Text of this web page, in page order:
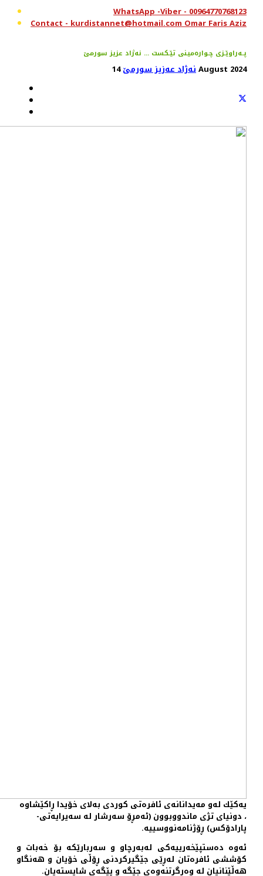
WhatsApp -Viber - 00964770768123
Contact - kurdistannet@hotmail.com Omar Faris Aziz
پـه‌راوێـزی چـواره‌مینی تێـكست ... نه‌ژاد عزیز سورمێ
نەژاد عەزیز سورمێ14 August 2024
یه‌كێك له‌و مه‌یدانانه‌ی ئافره‌تی كوردی به‌لای خۆیدا ڕاكێشاوه‌
، دونیای تژی ماندووبوون (ئه‌مڕۆ سه‌رشار له‌ سه‌یرایه‌تی-
پارادۆكس) ڕۆژنامه‌نووسییه‌.
ئه‌وه‌ ده‌ستپێخه‌رییه‌كی له‌به‌رچاو و سه‌ربارێكه‌ بۆ خه‌بات و
كۆششی ئافره‌تان له‌ڕێی جێگیركردنی ڕۆڵی خۆیان و هه‌نگاو
هه‌ڵێنانیان له‌ وه‌رگرتنه‌وه‌ی جێگه‌ و پێگه‌ی شایسته‌یان.